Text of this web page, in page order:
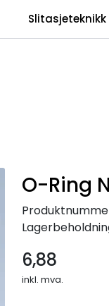
Slitasjeteknikk
O-Ring
6,88
inkl. mva.